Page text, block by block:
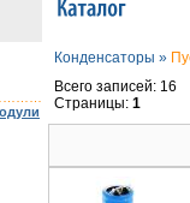
Конденсаторы »
Всего записей: 16
Страницы: 1